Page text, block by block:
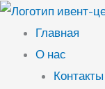
Перейти
содержимому
Главная
О нас
Контакты